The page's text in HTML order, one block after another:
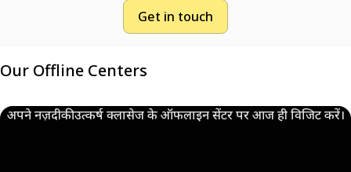
Get in touch
Our Offline Centers
अपने नज़दीकी उत्कर्ष क्लासेज के ऑफलाइन सेंटर पर आज ही विजिट करें।